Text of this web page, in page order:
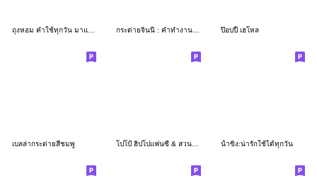
ป๊อบปี้ เฮโหล
เบลล่ากระต่ายสีชมพู โปโป้ ฮิปโปแฟนซี & สวนสัตว์ป่วน น้ำขิง:น่ารักใช้ได้ทุกวัน